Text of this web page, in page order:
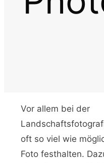
Vor allem bei der
oft so viel wie
Foto festhalten.